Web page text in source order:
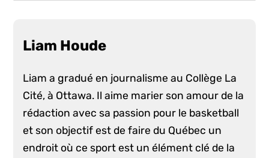
Liam Houde
Liam a gradué en journalisme au Collège La
Cité, à Ottawa. Il aime marier son amour de la
rédaction avec sa passion pour le basketball
et son objectif est de faire du Québec un
endroit où ce sport est un élément clé de la